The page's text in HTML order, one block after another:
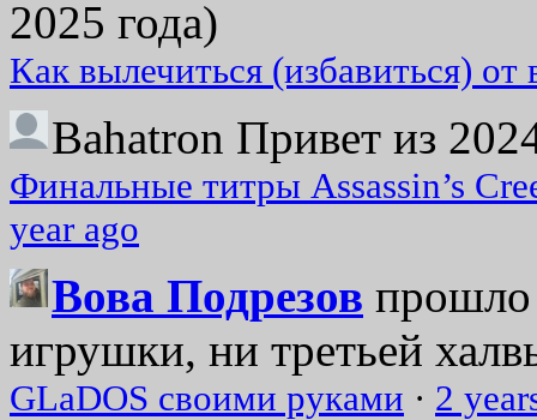
2025 года)
Как вылечиться (избавиться)
Bahatron Привет из
Финальные титры Assassin’s
year ago
Вова Подрезов прошло
игрушки, ни третьей
GLaDOS своими руками · 2